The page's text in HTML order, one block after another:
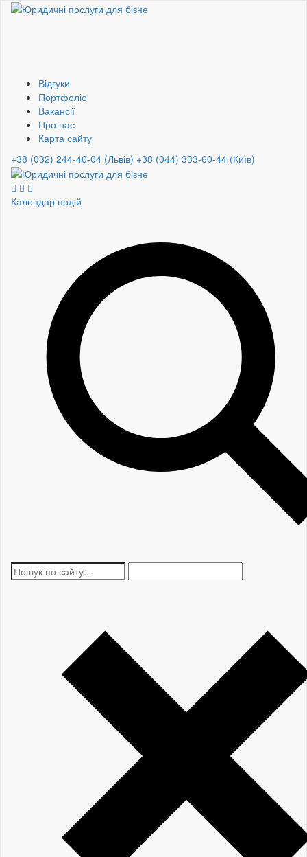
Відгуки
Портфоліо
Вакансії
Про нас
Карта сайту
+38 (032) 244-40-04 (Львів) +38 (044) 333-60-44 (Київ)
Календар подій